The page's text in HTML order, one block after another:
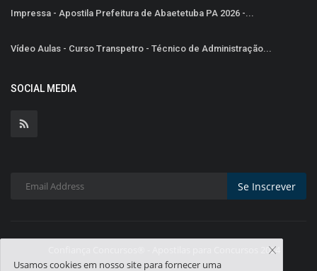
Impressa - Apostila Prefeitura de Abaetetuba PA 2026 -...
Vídeo Aulas - Curso Transpetro - Técnico de Administração...
SOCIAL MEDIA
Se Inscrever
Confiança Concursos® - Apostilas para Concursos 2024
Usamos cookies em nosso site para fornecer uma